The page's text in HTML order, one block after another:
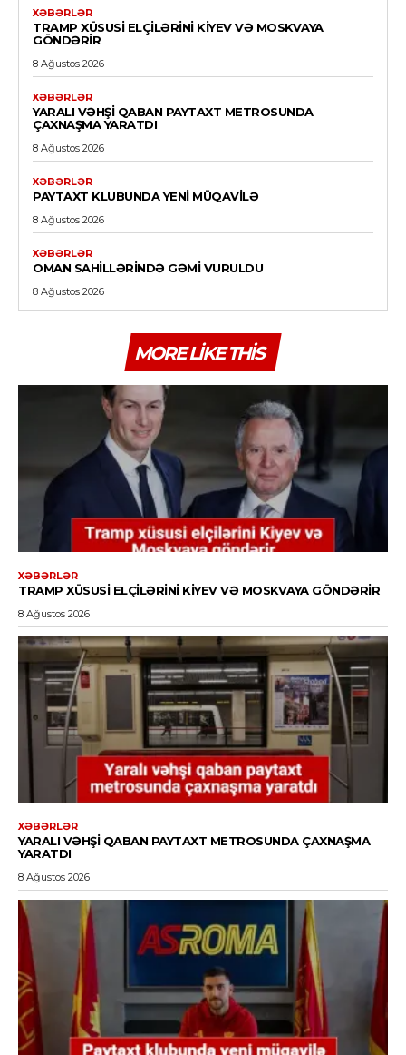
XƏBƏRLƏR
TRAMP XÜSUSI ELÇILƏRINI KIYEV VƏ MOSKVAYA
GÖNDƏRIR
8 Ağustos 2026
XƏBƏRLƏR
YARALI VƏHŞI QABAN PAYTAXT METROSUNDA
ÇAXNAŞMA YARATDI
8 Ağustos 2026
XƏBƏRLƏR
PAYTAXT KLUBUNDA YENI MÜQAVILƏ
8 Ağustos 2026
XƏBƏRLƏR
OMAN SAHILLƏRINDƏ GƏMI VURULDU
8 Ağustos 2026
MORE LIKE THIS
XƏBƏRLƏR
TRAMP XÜSUSI ELÇILƏRINI KIYEV VƏ MOSKVAYA GÖNDƏRIR
8 Ağustos 2026
XƏBƏRLƏR
YARALI VƏHŞI QABAN PAYTAXT METROSUNDA ÇAXNAŞMA
YARATDI
8 Ağustos 2026